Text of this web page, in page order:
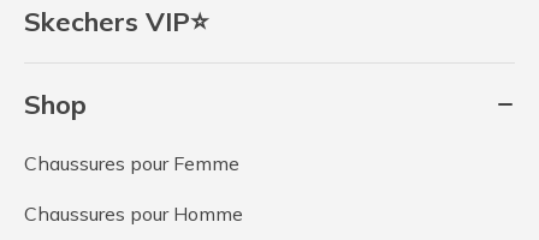
Skechers VIP⭐
Shop
Chaussures pour Femme
Chaussures pour Homme